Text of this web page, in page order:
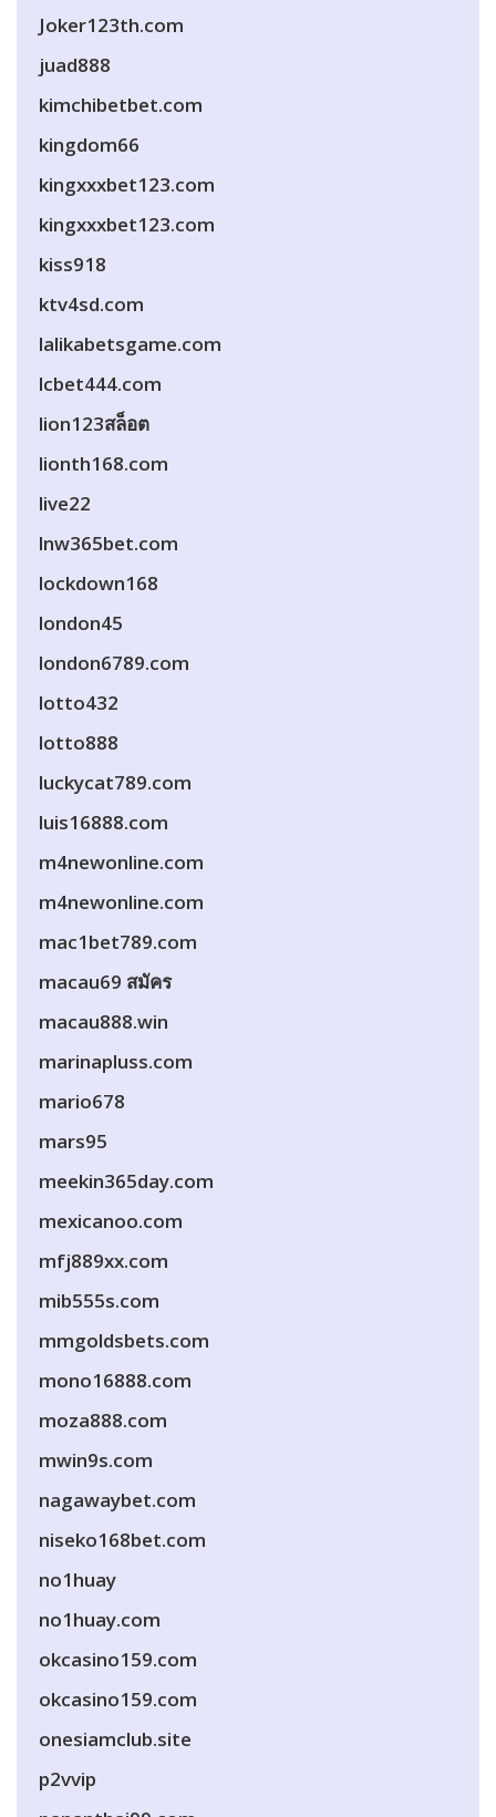
Joker123th.com
juad888
kimchibetbet.com
kingdom66
kingxxxbet123.com
kingxxxbet123.com
kiss918
ktv4sd.com
lalikabetsgame.com
lcbet444.com
lion123สล็อต
lionth168.com
live22
lnw365bet.com
lockdown168
london45
london6789.com
lotto432
lotto888
luckycat789.com
luis16888.com
m4newonline.com
m4newonline.com
mac1bet789.com
macau69 สมัคร
macau888.win
marinapluss.com
mario678
mars95
meekin365day.com
mexicanoo.com
mfj889xx.com
mib555s.com
mmgoldsbets.com
mono16888.com
moza888.com
mwin9s.com
nagawaybet.com
niseko168bet.com
no1huay
no1huay.com
okcasino159.com
okcasino159.com
onesiamclub.site
p2vvip